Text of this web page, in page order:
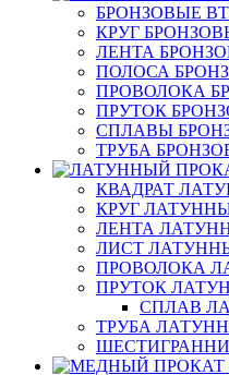
БРОНЗОВЫЕ
КРУГ
ЛЕНТА
ПОЛОСА
ПРОВОЛОКА
ПРУТОК
СПЛАВЫ
ТРУБА
КВАДРАТ
КРУГ
ЛЕНТА
ЛИСТ
ПРОВОЛОКА
ПРУТОК
СПЛАВ
ТРУБА